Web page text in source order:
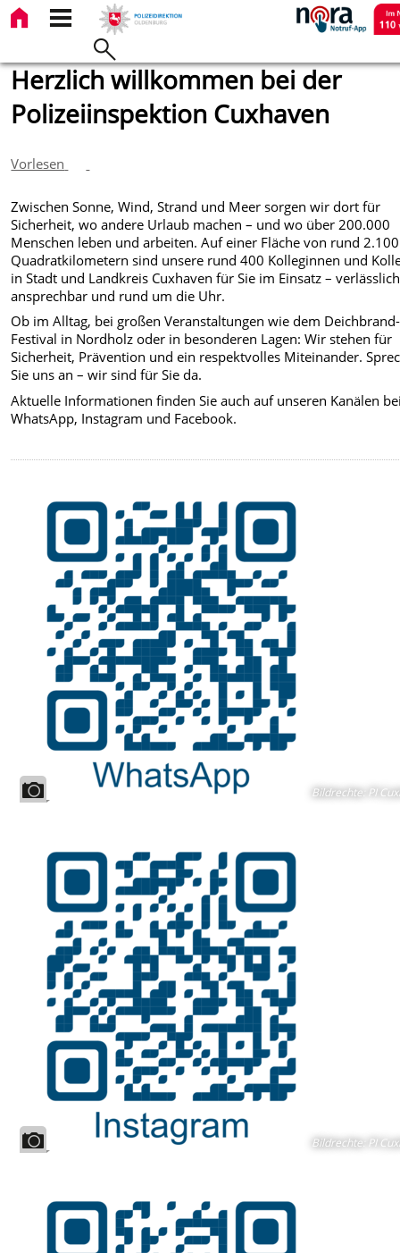
Herzlich willkommen bei der
Polizeiinspektion Cuxhaven
Vorlesen
Zwischen Sonne, Wind, Strand und Meer sorgen wir dort für
Sicherheit, wo andere Urlaub machen – und wo über 200.000
Menschen leben und arbeiten. Auf einer Fläche von rund 2.100
Quadratkilometern sind unsere rund 400 Kolleginnen und
in Stadt und Landkreis Cuxhaven für Sie im Einsatz –
ansprechbar und rund um die Uhr.
Ob im Alltag, bei großen Veranstaltungen wie dem Deichbrand-
Festival in Nordholz oder in besonderen Lagen: Wir stehen für
Sicherheit, Prävention und ein respektvolles Miteinander.
Sie uns an – wir sind für Sie da.
Aktuelle Informationen finden Sie auch auf unseren Kanälen
WhatsApp, Instagram und Facebook.
Bildrechte: PI
Bildrechte: PI